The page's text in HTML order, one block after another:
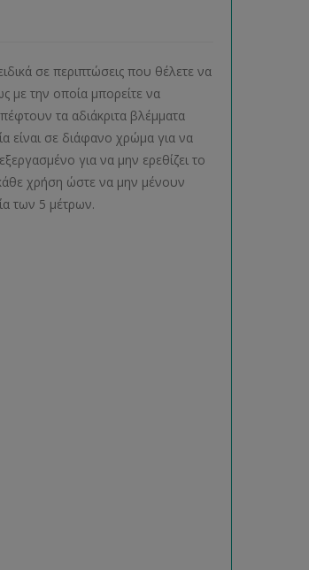
σε περιπτώσεις που θέλετε να
με την οποία μπορείτε να
τα αδιάκριτα βλέμματα
είναι σε διάφανο χρώμα για να
για να μην ερεθίζει το
χρήση ώστε να μην μένουν
των 5 μέτρων.